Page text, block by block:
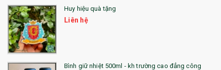
Huy hiệu quà tặng
Liên hệ
Bình giữ nhiệt 500ml - kh trường cao đẳng công